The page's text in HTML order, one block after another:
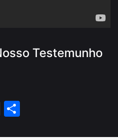
Testemunho
Email